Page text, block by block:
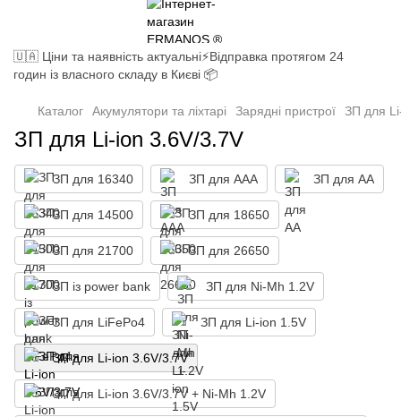
🇺🇦 Ціни та наявність актуальні⚡Відправка протягом 24
годин із власного складу в Києві 📦
Каталог Акумулятори та ліхтарі Зарядні пристрої ЗП для
ЗП для Li-ion 3.6V/3.7V
ЗП для 16340 ЗП для ААА ЗП для АА
ЗП для 14500 ЗП для 18650
ЗП для 21700 ЗП для 26650
ЗП із power bank ЗП для Ni-Mh 1.2V
ЗП для LiFePo4 ЗП для Li-ion 1.5V
ЗП для Li-ion 3.6V/3.7V
ЗП для Li-ion 3.6V/3.7V + Ni-Mh 1.2V